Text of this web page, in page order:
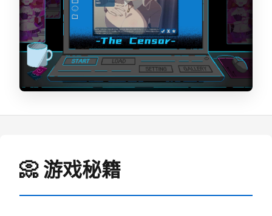
📀 游戏秘籍